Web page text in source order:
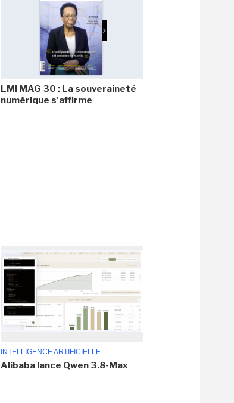
LMI MAG 30 : La souveraineté
numérique s'affirme
INTELLIGENCE ARTIFICIELLE
Alibaba lance Qwen 3.8-Max